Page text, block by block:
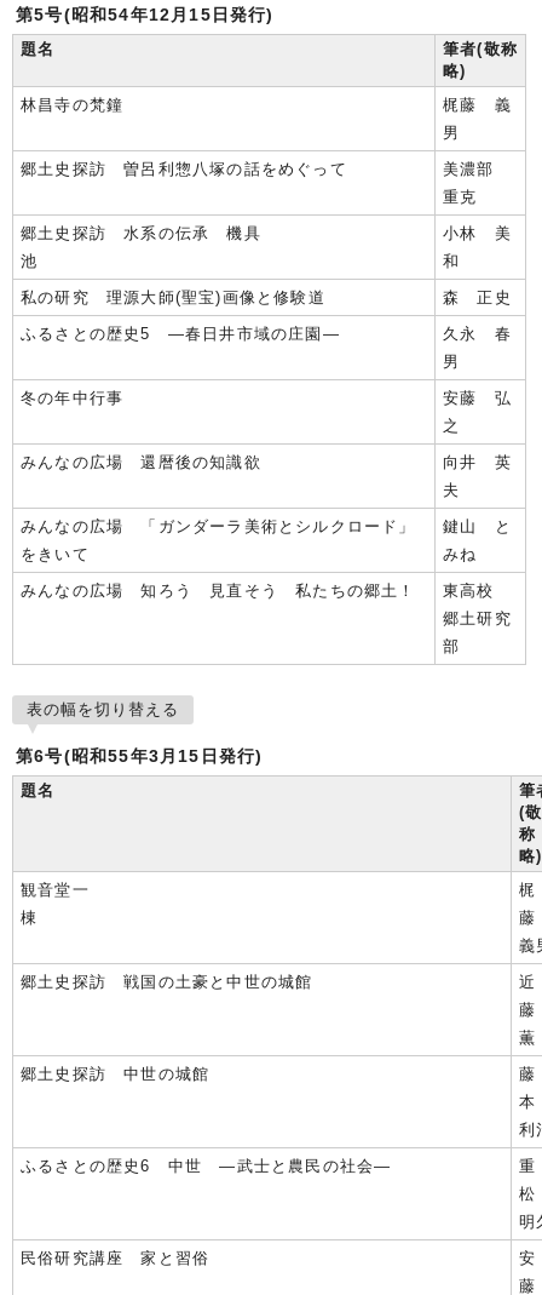
第5号(昭和54年12月15日発行)
題名
筆者(敬称
略)
林昌寺の梵鐘
梶藤 義
男
郷土史探訪 曽呂利惣八塚の話をめぐって
美濃部
重克
郷土史探訪 水系の伝承 機具
池
小林 美
和
私の研究 理源大師(聖宝)画像と修験道
森 正史
ふるさとの歴史5 ―春日井市域の庄園―
久永 春
男
冬の年中行事
安藤 弘
之
みんなの広場 還暦後の知識欲
向井 英
夫
みんなの広場 「ガンダーラ美術とシルクロード」
をきいて
鍵山 と
みね
みんなの広場 知ろう 見直そう 私たちの郷土！
東高校
郷土研究
部
表の幅を切り替える
第6号(昭和55年3月15日発行)
題名
筆
(敬
称
略)
観音堂一
棟
梶
義
郷土史探訪 戦国の土豪と中世の城館
近
薫
郷土史探訪 中世の城館
藤
利
ふるさとの歴史6 中世 ―武士と農民の社会―
重
明
民俗研究講座 家と習俗
安